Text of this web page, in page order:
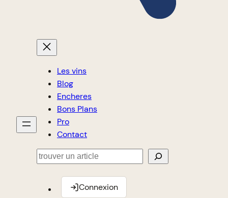
Les vins
Blog
Encheres
Bons Plans
Pro
Contact
Rechercher
Connexion